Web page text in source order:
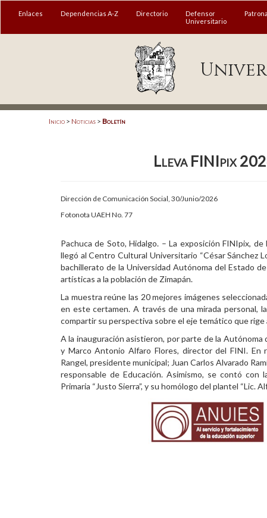
MENÚ
Enlaces Dependencias A-Z Directorio
Defensor
Universitario
Inicio > Noticias > Boletín
Lleva FINIpix
Dirección de Comunicación Social, 30/Junio/2026
Fotonota UAEH No. 77
Pachuca de Soto, Hidalgo. – La exposición FINIpix,
llegó al Centro Cultural Universitario “César Sánchez
bachillerato de la Universidad Autónoma del Estado
artísticas a la población de Zimapán.
La muestra reúne las 20 mejores imágenes
en este certamen. A través de una mirada personal,
compartir su perspectiva sobre el eje temático que
A la inauguración asistieron, por parte de la
y Marco Antonio Alfaro Flores, director del FINI. En
Rangel, presidente municipal; Juan Carlos Alvarado
responsable de Educación. Asimismo, se contó con
Primaria “Justo Sierra”, y su homólogo del plantel “Lic.